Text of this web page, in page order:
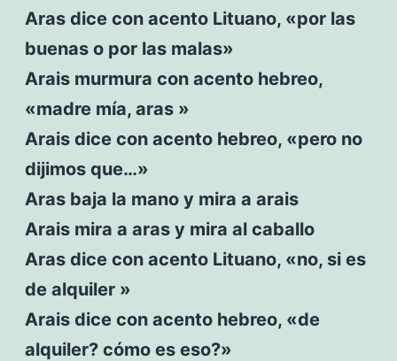
Aras dice con acento Lituano, «por las
buenas o por las malas»
Arais murmura con acento hebreo,
«madre mía, aras »
Arais dice con acento hebreo, «pero no
dijimos que…»
Aras baja la mano y mira a arais
Arais mira a aras y mira al caballo
Aras dice con acento Lituano, «no, si es
de alquiler »
Arais dice con acento hebreo, «de
alquiler? cómo es eso?»